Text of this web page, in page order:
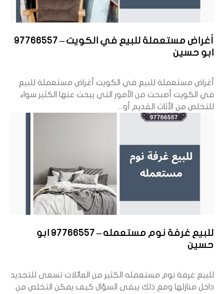
أغراض مستعملة للبيع في الكويت – 97766557
ابو حسين
أغراض مستعملة للبيع في الكويت أغراض مستعملة للبيع
في الكويت أصبحت من الأمور التي يبحث عنها الكثير سواء
للتخلص من الأثاث القديم أو...
للبيع غرفة نوم مستعمله – 97766557 ابو
حسين
للبيع غرفة نوم مستعمله الكثير من العائلات تسعى للتجديد
داخل منازلها ومع ذلك يبقى السؤال كيف يمكن التخلص من